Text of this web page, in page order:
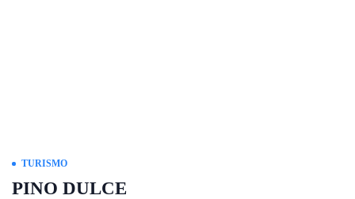
TURISMO
PINO DULCE